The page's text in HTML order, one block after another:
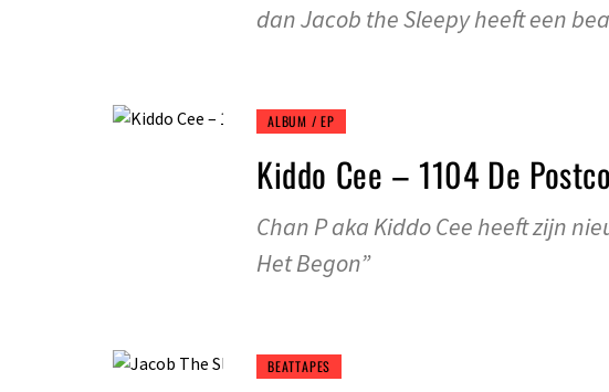
dan Jacob the Sleepy heeft een
ALBUM / EP
Kiddo Cee – 1104 De
Chan P aka Kiddo Cee heeft zijn
Het Begon”
BEATTAPES